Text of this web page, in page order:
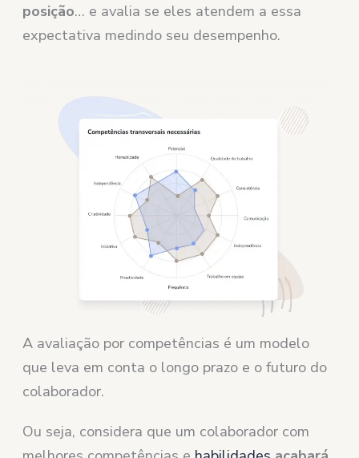
posição… e avalia se eles atendem a essa
expectativa medindo seu desempenho.
A avaliação por competências é um modelo
que leva em conta o longo prazo e o futuro do
colaborador.
Ou seja, considera que um colaborador com